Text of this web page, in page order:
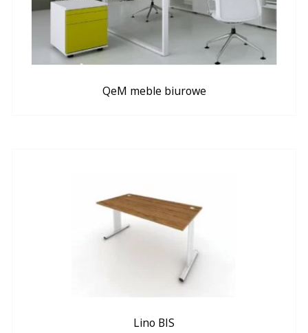
QeM meble biurowe
Lino BIS